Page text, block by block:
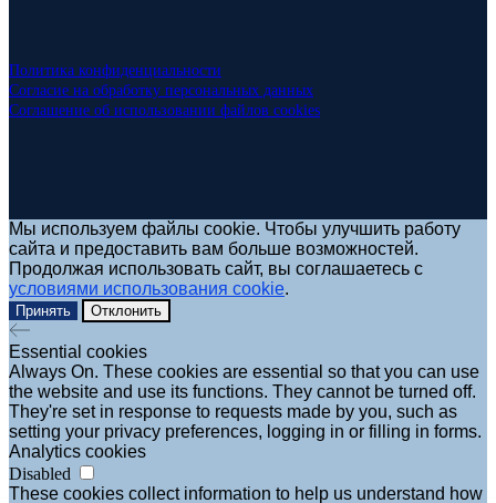
Политика конфиденциальности
Согласие на обработку персональных данных
Соглашение об использовании файлов cookies
Мы используем файлы cookie. Чтобы улучшить работу
сайта и предоставить вам больше возможностей.
Продолжая использовать сайт, вы соглашаетесь с
условиями использования cookie.
Принять Отклонить
Essential cookies
Always On. These cookies are essential so that you can use
the website and use its functions. They cannot be turned off.
They're set in response to requests made by you, such as
setting your privacy preferences, logging in or filling in forms.
Analytics cookies
Disabled
These cookies collect information to help us understand how